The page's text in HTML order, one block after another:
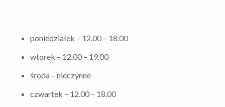
poniedziałek – 12.00 – 18.00
wtorek – 12.00 – 19.00
środa – nieczynne
czwartek – 12.00 – 18.00